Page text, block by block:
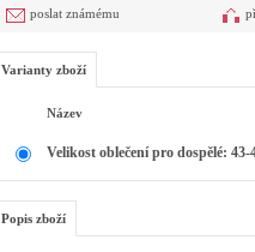
poslat známému
Varianty zboží
Název
Velikost oblečení pro dospělé: 43-
Popis zboží